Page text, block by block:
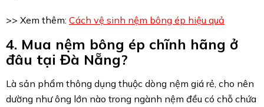
>> Xem thêm: Cách vệ sinh nệm bông ép hiệu quả
4. Mua nệm bông ép chĩnh hãng ở
đâu tại Đà Nẵng?
Là sản phẩm thông dụng thuộc dòng nệm giá rẻ, cho nên
dường như ông lớn nào trong ngành nệm đều có chỗ chứa